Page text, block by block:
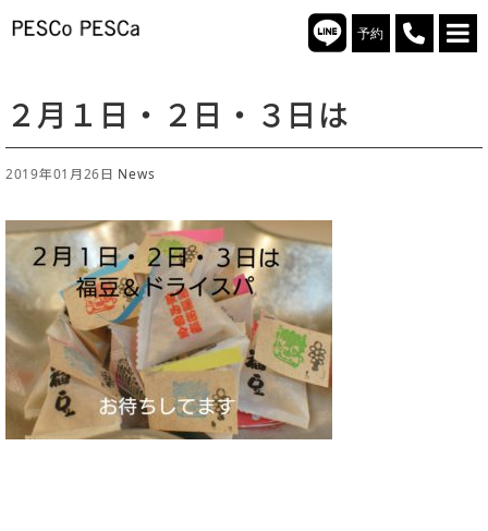
予約
２月１日・２日・３日は
2019年01月26日 News